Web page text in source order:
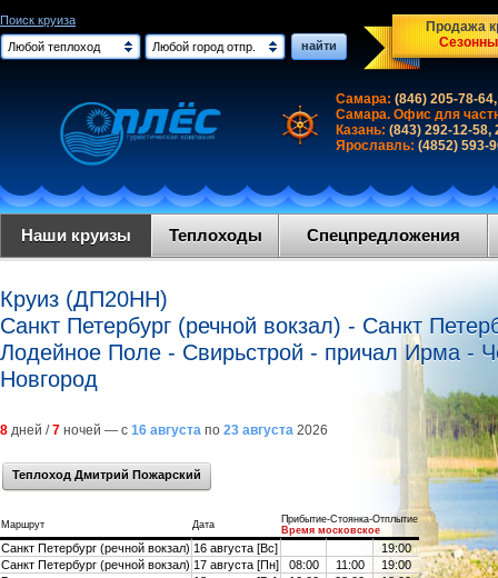
Поиск круиза
Любой теплоход
Любой город отпр. найти
Продажа
Самара: (846) 205-78-
Самара. Офис для
Казань: (843) 292-12-58,
Ярославль: (4852) 593-
Наши круизы Теплоходы Спецпредложения
Круиз (ДП20НН)
Санкт Петербург (речной вокзал) - Санкт
Лодейное Поле - Свирьстрой - причал Ирма -
Новгород
8 дней /7 ночей — с 16 августа по 23 августа 2026
Теплоход Дмитрий Пожарский
Маршрут Дата
Прибытие-Стоянка-Отплытие
Время московское
Санкт Петербург (речной вокзал) 16 августа [Вс]
19:00
Санкт Петербург (речной вокзал) 17 августа [Пн] 08:00 11:00
19:00